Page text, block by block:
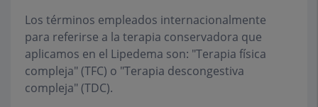
Los términos empleados internacionalmente
para referirse a la terapia conservadora que
aplicamos en el Lipedema son: "Terapia física
compleja" (TFC) o "Terapia descongestiva
compleja" (TDC).